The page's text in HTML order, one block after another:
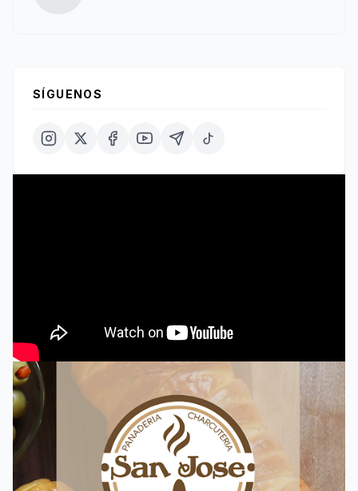
SÍGUENOS